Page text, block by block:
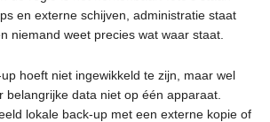
en externe schijven, administratie staat
niemand weet precies wat waar staat.
hoeft niet ingewikkeld te zijn, maar wel
belangrijke data niet op één apparaat.
lokale back-up met een externe kopie of